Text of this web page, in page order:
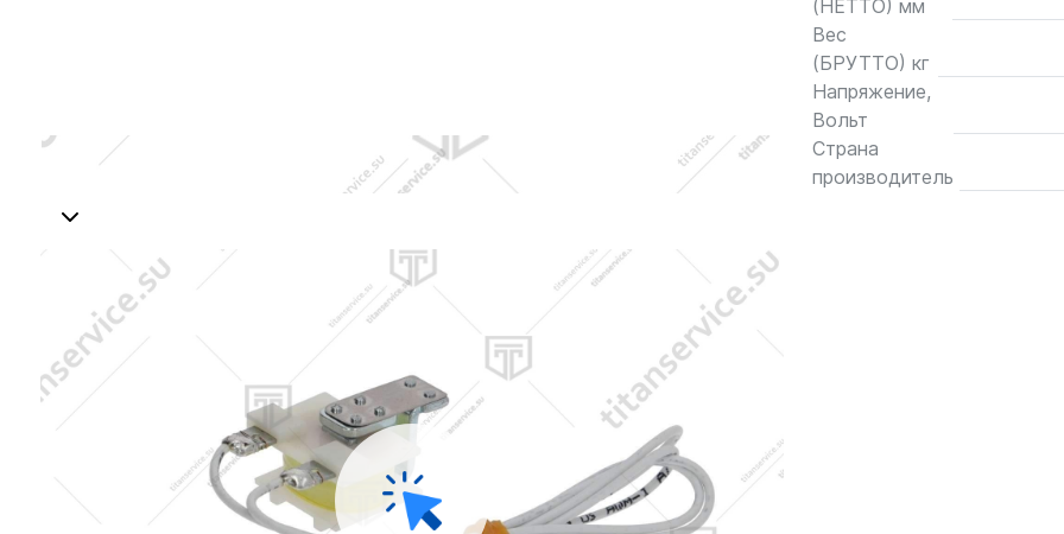
(НЕТТО) мм
Вес
(БРУТТО) кг
Напряжение,
Вольт
Страна
производитель